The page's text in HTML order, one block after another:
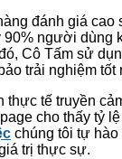
đánh giá cao
90% người dùng
Cô Tấm sử
trải nghiệm tốt
thực tế truyền
cho thấy tỷ
chúng tôi tự
trị thực sự.